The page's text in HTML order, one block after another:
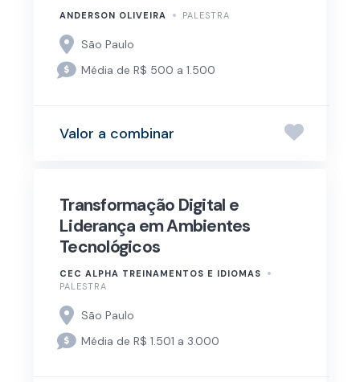
ANDERSON OLIVEIRA PALESTRA
São Paulo
Média de R$ 500 a 1.500
Valor a combinar
Transformação Digital e
Liderança em Ambientes
Tecnológicos
CEC ALPHA TREINAMENTOS E IDIOMAS
PALESTRA
São Paulo
Média de R$ 1.501 a 3.000